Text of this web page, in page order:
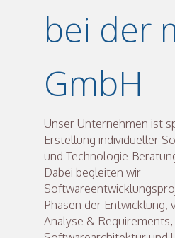
bei der
GmbH
Unser Unternehmen ist
Erstellung individueller
und Technologie-
Dabei begleiten wir
Phasen der Entwicklung,
Analyse &